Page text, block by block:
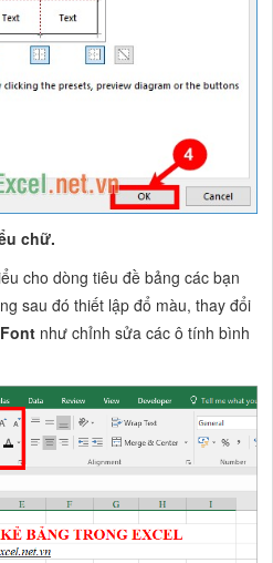
chữ.
cho dòng tiêu đề bảng các bạn
sau đó thiết lập đổ màu, thay đổi
Font như chỉnh sửa các ô tính bình